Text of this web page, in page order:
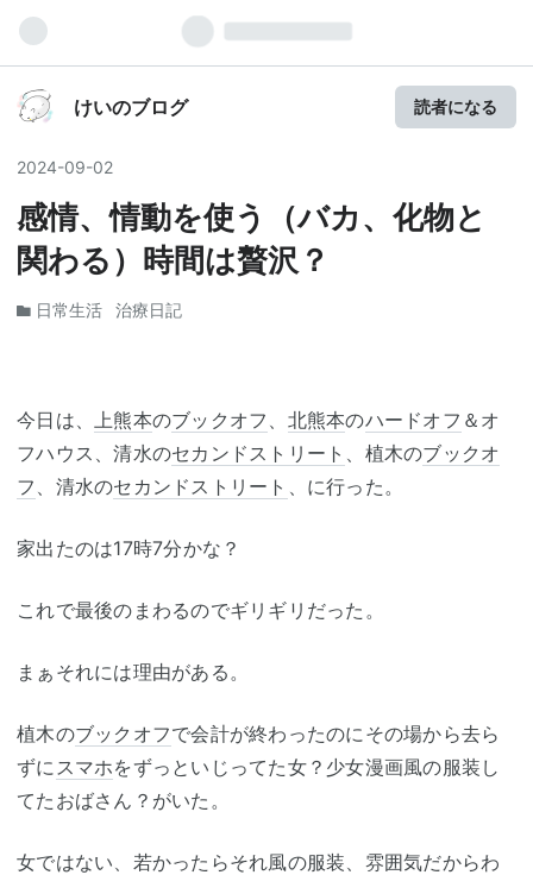
けいのブログ 読者になる
2024-09-02
感情、情動を使う（バカ、化物と
関わる）時間は贅沢？
日常生活 治療日記
今日は、 上熊本のブックオフ 、 北熊本のハードオフ ＆オ
フハウス、清水のセカンドストリート 、植木のブックオ
フ 、清水のセカンドストリート 、に行った。
家出たのは17時7分かな？
これで最後のまわるのでギリギリだった。
まぁそれには理由がある。
植木のブックオフで会計が終わったのにその場から去ら
ずにスマホをずっといじってた女？少女漫画風の服装し
てたおばさん？がいた。
女ではない、若かったらそれ風の服装、雰囲気だからわ